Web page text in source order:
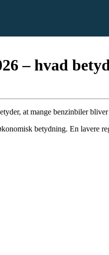
– hvad
at mange benzinbiler
betydning. En lavere